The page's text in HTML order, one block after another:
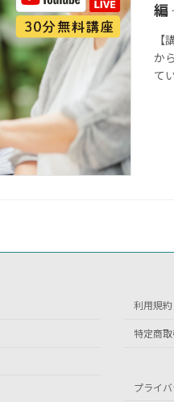
か
て
利用規約
特定商
プライ